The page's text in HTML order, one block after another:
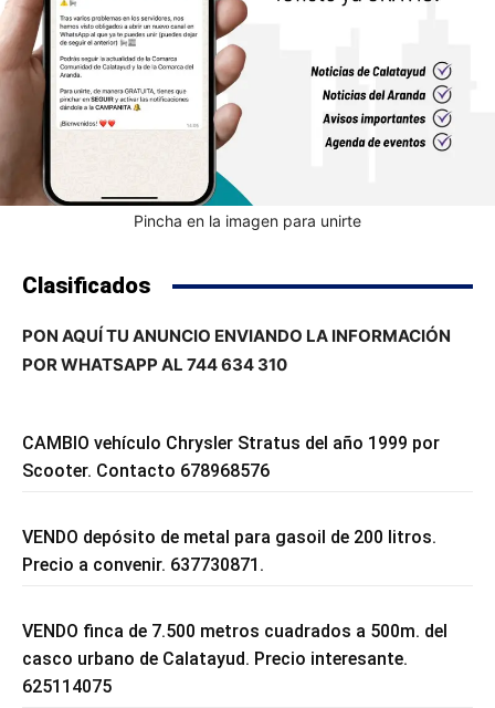
Pincha en la imagen para unirte
Clasificados
PON AQUÍ TU ANUNCIO ENVIANDO LA INFORMACIÓN
POR WHATSAPP AL 744 634 310
CAMBIO vehículo Chrysler Stratus del año 1999 por
Scooter. Contacto 678968576
VENDO depósito de metal para gasoil de 200 litros.
Precio a convenir. 637730871.
VENDO finca de 7.500 metros cuadrados a 500m. del
casco urbano de Calatayud. Precio interesante.
625114075